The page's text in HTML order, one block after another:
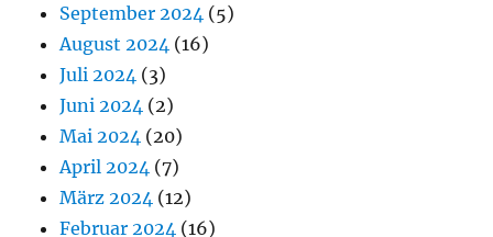
September 2024 (5)
August 2024 (16)
Juli 2024 (3)
Juni 2024 (2)
Mai 2024 (20)
April 2024 (7)
März 2024 (12)
Februar 2024 (16)